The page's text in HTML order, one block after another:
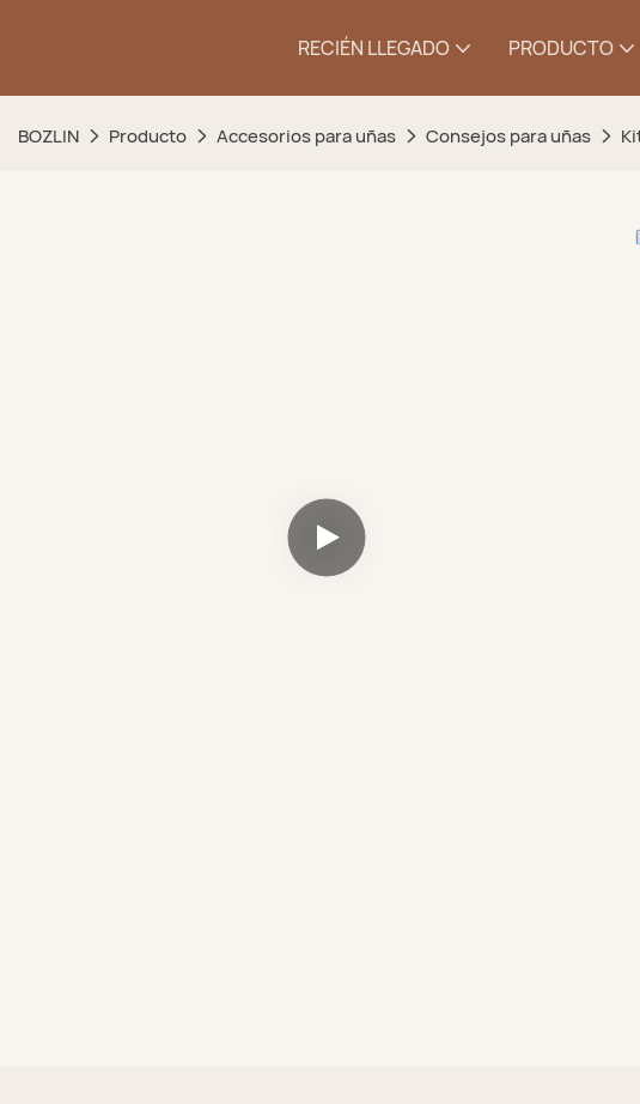
RECIÉN LLEGADO PRODUCTO
BOZLIN Producto Accesorios para uñas Consejos para uñas